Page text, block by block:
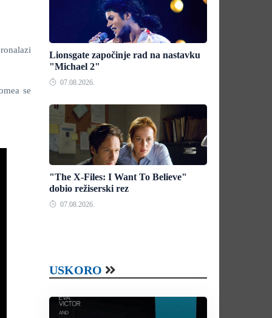
se
Lionsgate započinje rad na nastavku
"Michael 2"
07.08.2026.
"The X-Files: I Want To Believe"
dobio režiserski rez
07.08.2026.
USKORO